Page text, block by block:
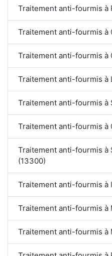
Traitement anti-fourmis à
Traitement anti-fourmis à
Traitement anti-fourmis à
Traitement anti-fourmis à
Traitement anti-fourmis à
Traitement anti-fourmis à
Traitement anti-fourmis à
(13300)
Traitement anti-fourmis à
Traitement anti-fourmis à
Traitement anti-fourmis à